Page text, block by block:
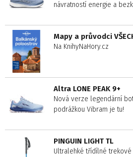
návratností energie a
Mapy a průvodci
Na KnihyNaHory.cz
Altra LONE PEAK 9+
Nová verze legendární
podrážkou Vibram je tu!
PINGUIN LIGHT TL
Ultralehké třídílné